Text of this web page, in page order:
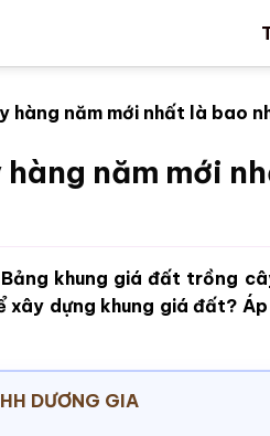
năm mới nhất là bao
năm mới
khung giá đất trồng
xây dựng khung giá đất?
DƯƠNG GIA